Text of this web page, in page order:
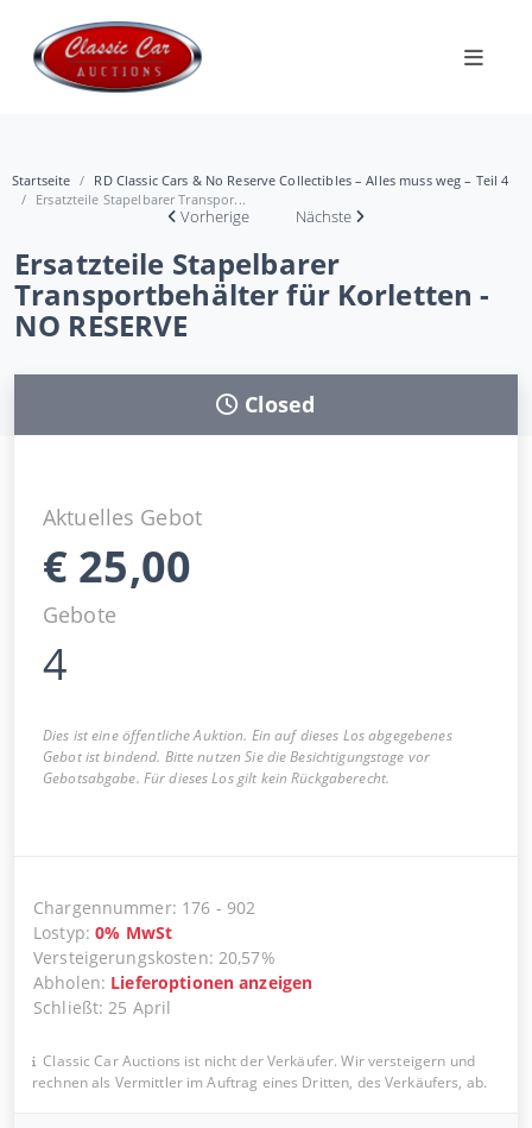
Startseite
RD Classic Cars & No Reserve Collectibles – Alles muss weg – Teil 4
Ersatzteile Stapelbarer Transpor...
Vorherige Nächste
Ersatzteile Stapelbarer
Transportbehälter für Korletten -
NO RESERVE
Closed
Aktuelles Gebot
€ 25,00
Gebote
4
Dies ist eine öffentliche Auktion. Ein auf dieses Los abgegebenes
Gebot ist bindend. Bitte nutzen Sie die Besichtigungstage vor
Gebotsabgabe. Für dieses Los gilt kein Rückgaberecht.
Chargennummer: 176 - 902
Lostyp:0% MwSt
Versteigerungskosten: 20,57%
Abholen: Lieferoptionen anzeigen
Schließt:25 April
Classic Car Auctions ist nicht der Verkäufer. Wir versteigern und
rechnen als Vermittler im Auftrag eines Dritten, des Verkäufers, ab.